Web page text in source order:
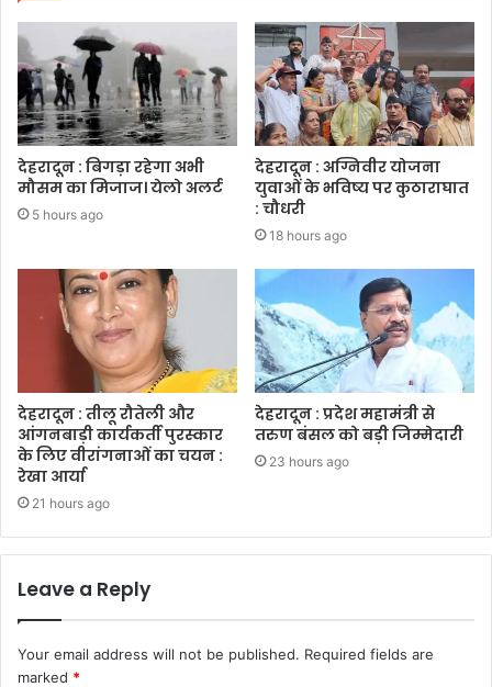
देहरादून : बिगड़ा रहेगा अभी
मौसम का मिजाज। येलो अलर्ट
5 hours ago
देहरादून : अग्निवीर योजना
युवाओं के भविष्य पर कुठाराघात
: चौधरी
18 hours ago
देहरादून : तीलू रौतेली और
आंगनबाड़ी कार्यकर्ती पुरस्कार
के लिए वीरांगनाओं का चयन :
रेखा आर्या
21 hours ago
देहरादून : प्रदेश महामंत्री से
तरुण बंसल को बड़ी जिम्मेदारी
23 hours ago
Leave a Reply
Your email address will not be published. Required fields are
marked *